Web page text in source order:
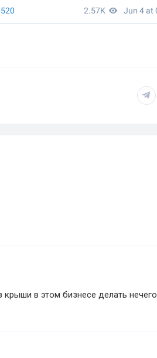
в этом бизнесе делать нечего